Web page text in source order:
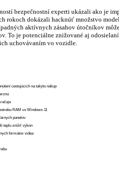
bezpečnostní experti ukázali ako je
rokoch dokázali hacknúť množstvo
aktívnych zásahov útočníkov
To je potenciálne znižované aj
uchovávaním vo vozidle.
cestujúcich na takýto nákup
RAM vo Windows 11
panelov
teplu znížiť výkon
formátov videa